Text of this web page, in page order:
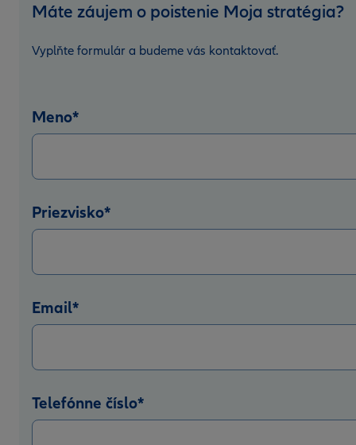
Máte záujem o poistenie Moja stratégia?
Vyplňte formulár a budeme vás kontaktovať.
Meno*
Priezvisko*
Email*
Telefónne číslo*